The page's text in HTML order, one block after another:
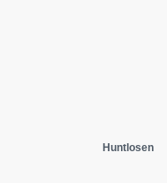
Huntlosen